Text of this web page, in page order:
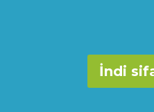
İndi